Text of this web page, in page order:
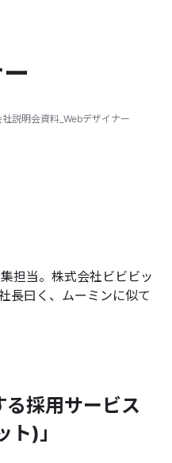
資料
社説明会資料_Webデザイナー
担当。株式会社ビビビッ
長曰く、ムーミンに似て
採用サービス
)」